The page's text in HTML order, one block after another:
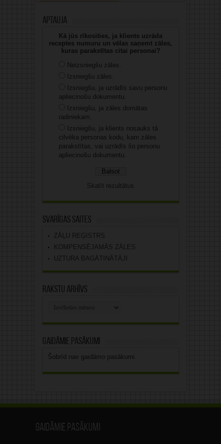
Aptauja
Kā jūs rīkosities, ja klients uzrāda
receptes numuru un vēlas saņemt zāles,
kuras parakstītas citai personai?
Neizsniegšu zāles.
Izsniegšu zāles.
Izsniegšu, ja uzrādīs savu personu
apliecinošu dokumentu.
Izsniegšu, ja zāles domātas
radiniekam.
Izsniegšu, ja klients nosauks tā
cilvēka personas kodu, kam zāles
parakstītas, vai uzrādīs šo personu
apliecinošu dokumentu.
Skatīt rezultātus
Svarīgas saites
ZĀĻU REĢISTRS
KOMPENSĒJAMĀS ZĀLES
UZTURA BAGĀTINĀTĀJI
Rakstu arhīvs
Gaidāmie pasākumi
Šobrīd nav gaidāmo pasākumi.
Gaidāmie pasākumi